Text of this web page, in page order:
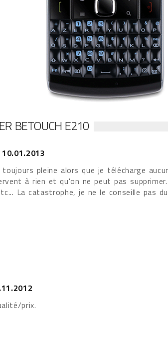
BETOUCH E210
10.01.2013
toujours pleine alors que je télécharge
à rien et qu'on ne peut pas
La catastrophe, je ne le conseille pas
prix.